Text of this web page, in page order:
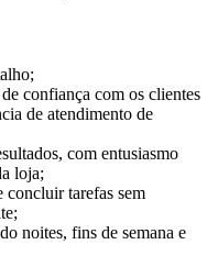
confiança com os clientes
de atendimento de
com entusiasmo
loja;
concluir tarefas sem
noites, fins de semana e